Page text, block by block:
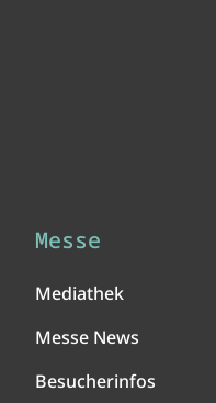
Messe
Mediathek
Messe News
Besucherinfos